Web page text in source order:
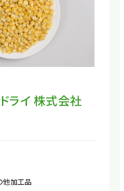
ライ 株式会社
他加工品